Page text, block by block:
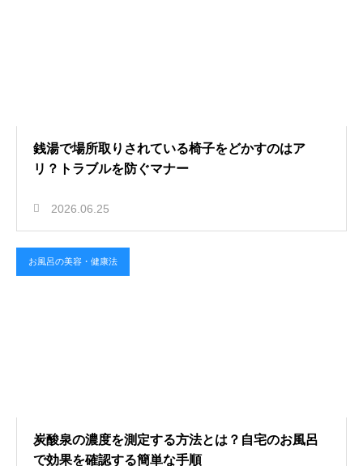
銭湯で場所取りされている椅子をどかすのはア
リ？トラブルを防ぐマナー
2026.06.25
お風呂の美容・健康法
炭酸泉の濃度を測定する方法とは？自宅のお風呂
で効果を確認する簡単な手順